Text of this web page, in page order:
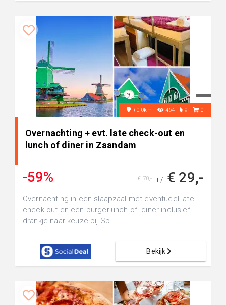
+0.0km 464 9 0
Overnachting + evt. late check-out en
lunch of diner in Zaandam
-59% +/- € 29,-
€ 70,-
Overnachting in een slaapzaal met eventueel late
check-out en een burgerlunch of -diner inclusief
drankje naar keuze bij Sp...
Bekijk